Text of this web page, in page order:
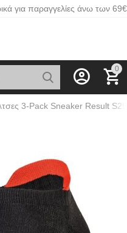
για παραγγελίες άνω των 69€
0